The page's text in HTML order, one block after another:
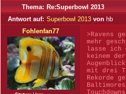
Thema: Re:Superbowl 2013
Antwort auf: Superbowl 2013 von hb
Fohlenfan77
>Ravens
mehr
lasse ich
keinem
mit drei
Rekorde